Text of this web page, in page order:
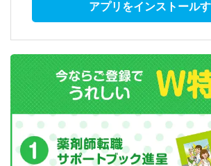
アプリをインストール